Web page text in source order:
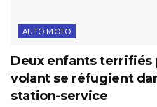
AUTO MOTO
Deux enfants terrifiés
volant se réfugient
station-service